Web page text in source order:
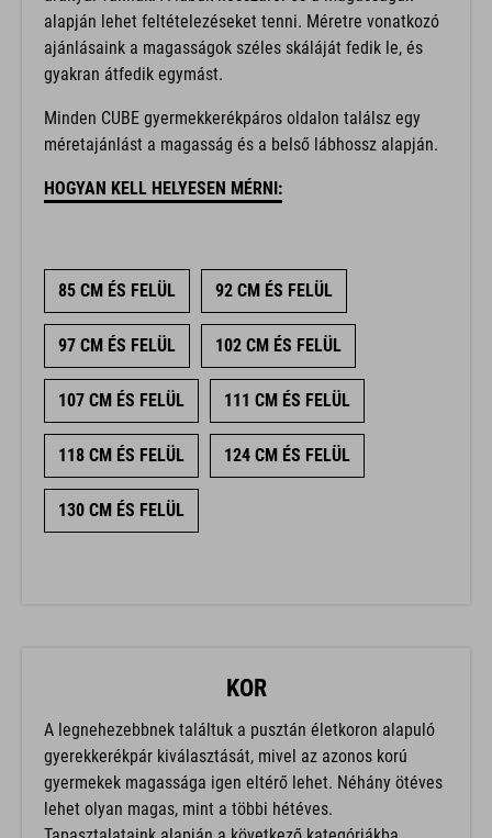
alapján lehet feltételezéseket tenni. Méretre vonatkozó
ajánlásaink a magasságok széles skáláját fedik le, és
gyakran átfedik egymást.
Minden CUBE gyermekkerékpáros oldalon találsz egy
méretajánlást a magasság és a belső lábhossz alapján.
HOGYAN KELL HELYESEN MÉRNI:
85 CM ÉS FELÜL 92 CM ÉS FELÜL
97 CM ÉS FELÜL 102 CM ÉS FELÜL
107 CM ÉS FELÜL 111 CM ÉS FELÜL
118 CM ÉS FELÜL 124 CM ÉS FELÜL
130 CM ÉS FELÜL
KOR
A legnehezebbnek találtuk a pusztán életkoron alapuló
gyerekkerékpár kiválasztását, mivel az azonos korú
gyermekek magassága igen eltérő lehet. Néhány ötéves
lehet olyan magas, mint a többi hétéves.
Tapasztalataink alapján a következő kategóriákba